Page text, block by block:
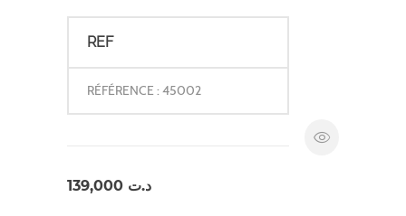
REF
RÉFÉRENCE : 45002
د.ت